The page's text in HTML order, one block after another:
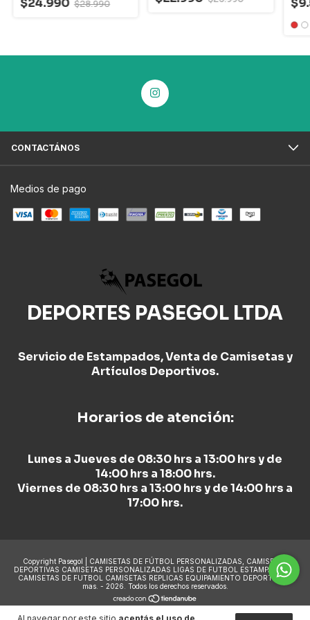
$28.990
CONTACTÁNOS
Medios de pago
DEPORTES PASEGOL LTDA
Servicio de Estampados, Venta de Camisetas y
Artículos Deportivos.
Horarios de atención:
Lunes a Jueves de 08:30 hrs a 13:00 hrs y de
14:00 hrs a 18:00 hrs.
Viernes de 08:30 hrs a 13:00 hrs y de 14:00 hrs a
17:00 hrs.
Copyright Pasegol | CAMISETAS DE FÚTBOL PERSONALIZADAS, CAMISETAS
DEPORTIVAS CAMISETAS PERSONALIZADAS LIGAS DE FUTBOL ESTAMPADO DE
CAMISETAS DE FUTBOL CAMISETAS REPLICAS EQUIPAMIENTO DEPORTIVO y
mas. - 2026. Todos los derechos reservados.